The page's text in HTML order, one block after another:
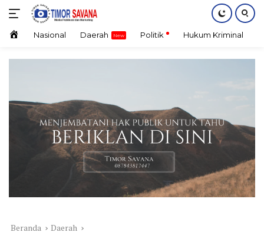
Langsung
konten HomeNasional Daerah Politik Hukum Kriminal
Beranda Daerah